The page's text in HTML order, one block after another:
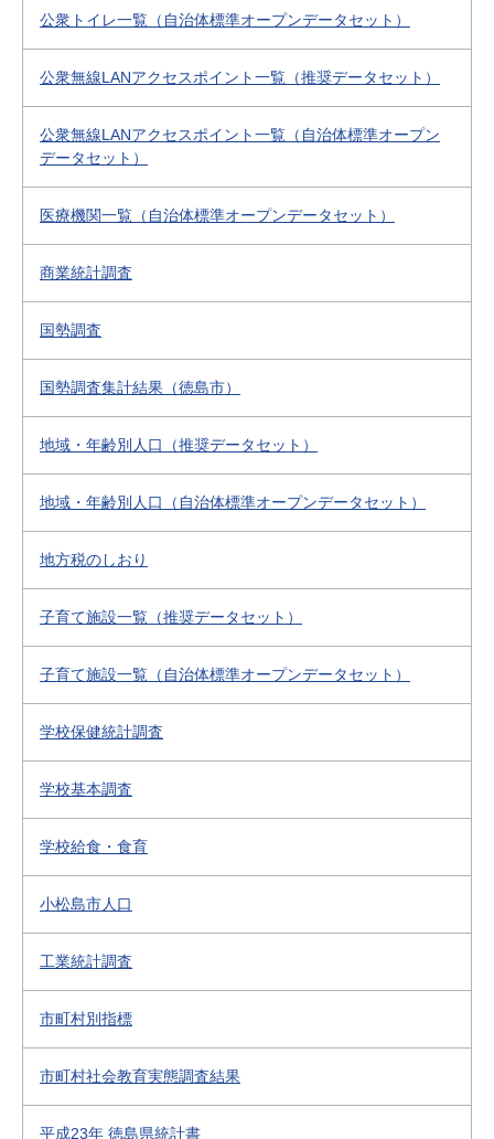
公衆トイレ一覧（自治体標準オープンデータセット）
公衆無線LANアクセスポイント一覧（推奨データセット）
公衆無線LANアクセスポイント一覧（自治体標準オープン
データセット）
医療機関一覧（自治体標準オープンデータセット）
商業統計調査
国勢調査
国勢調査集計結果（徳島市）
地域・年齢別人口（推奨データセット）
地域・年齢別人口（自治体標準オープンデータセット）
地方税のしおり
子育て施設一覧（推奨データセット）
子育て施設一覧（自治体標準オープンデータセット）
学校保健統計調査
学校基本調査
学校給食・食育
小松島市人口
工業統計調査
市町村別指標
市町村社会教育実態調査結果
平成23年 徳島県統計書